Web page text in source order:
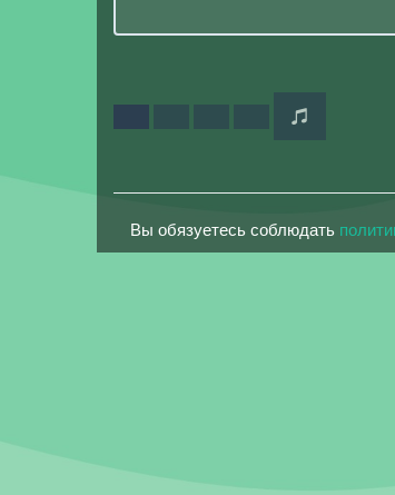
Вы обязуетесь соблюдать